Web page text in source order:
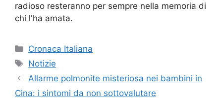
radioso resteranno per sempre nella memoria di
chi l'ha amata.
Categorie
Cronaca Italiana
Tag
Notizie
Allarme polmonite misteriosa nei bambini in
Cina: i sintomi da non sottovalutare